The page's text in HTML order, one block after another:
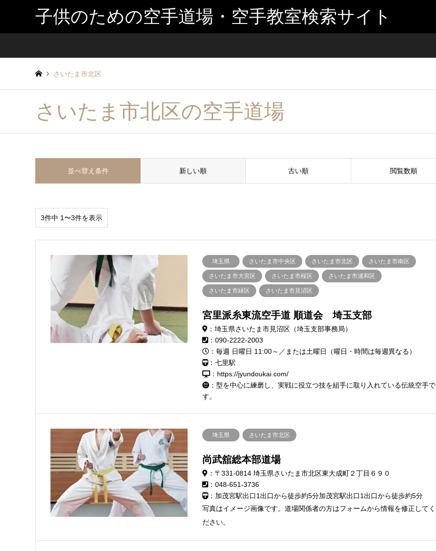
子供のための空手道場・空手教室検索サイト
さいたま市北区
さいたま市北区の空手道場
並べ替え条件 新しい順 古い順 閲覧数順
3件中 1〜3件を表示
埼玉県 さいたま市中央区 さいたま市北区 さいたま市南区
さいたま市大宮区 さいたま市桜区 さいたま市浦和区
さいたま市緑区 さいたま市見沼区
宮里派糸東流空手道 順道会 埼玉支部
：埼玉県さいたま市見沼区（埼玉支部事務局）
：090-2222-2003
：毎週 日曜日 11:00～／または土曜日（曜日・時間は毎週異なる）
：七里駅
：https://jyundoukai.com/
：型を中心に練磨し、実戦に役立つ技を組手に取り入れている伝統空手で
す。
埼玉県 さいたま市北区
尚武舘総本部道場
：〒331-0814 埼玉県さいたま市北区東大成町２丁目６９０
：048-651-3736
：加茂宮駅出口1出口から徒歩約5分加茂宮駅出口1出口から徒歩約5分
写真はイメージ画像です。道場関係者の方はフォームから情報を修正してく
ださい。